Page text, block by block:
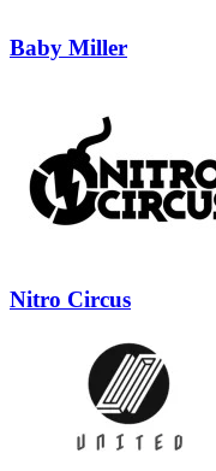
Baby Miller
Nitro Circus